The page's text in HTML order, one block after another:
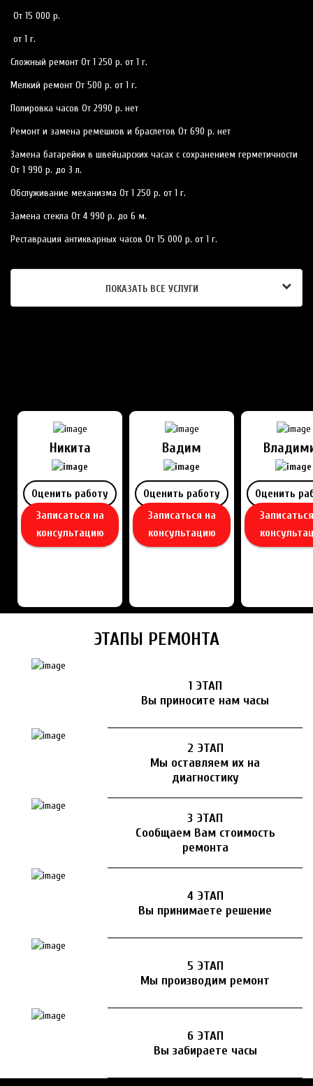
От 15 000 р.
от 1 г.
Сложный ремонт От 1 250 р. от 1 г.
Мелкий ремонт От 500 р. от 1 г.
Полировка часов От 2990 р. нет
Ремонт и замена ремешков и браслетов От 690 р. нет
Замена батарейки в швейцарских часах с сохранением герметичности
От 1 990 р. до 3 л.
Обслуживание механизма От 1 250 р. от 1 г.
Замена стекла От 4 990 р. до 6 м.
Реставрация антикварных часов От 15 000 р. от 1 г.
ПОКАЗАТЬ ВСЕ УСЛУГИ
Никита
Оценить работу
Записаться на
консультацию
Вадим
Оценить работу
Записаться на
консультацию
Оценить
ЭТАПЫ РЕМОНТА
1 ЭТАП
Вы приносите нам часы
2 ЭТАП
Мы оставляем их на
диагностику
3 ЭТАП
Сообщаем Вам стоимость
ремонта
4 ЭТАП
Вы принимаете решение
5 ЭТАП
Мы производим ремонт
6 ЭТАП
Вы забираете часы